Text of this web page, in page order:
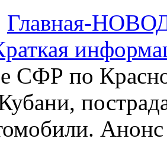
Главная-
СФР по